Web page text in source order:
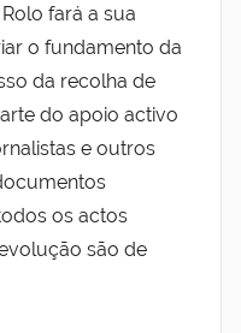
fará a sua
o fundamento da
da recolha de
do apoio activo
e outros
os actos
são de